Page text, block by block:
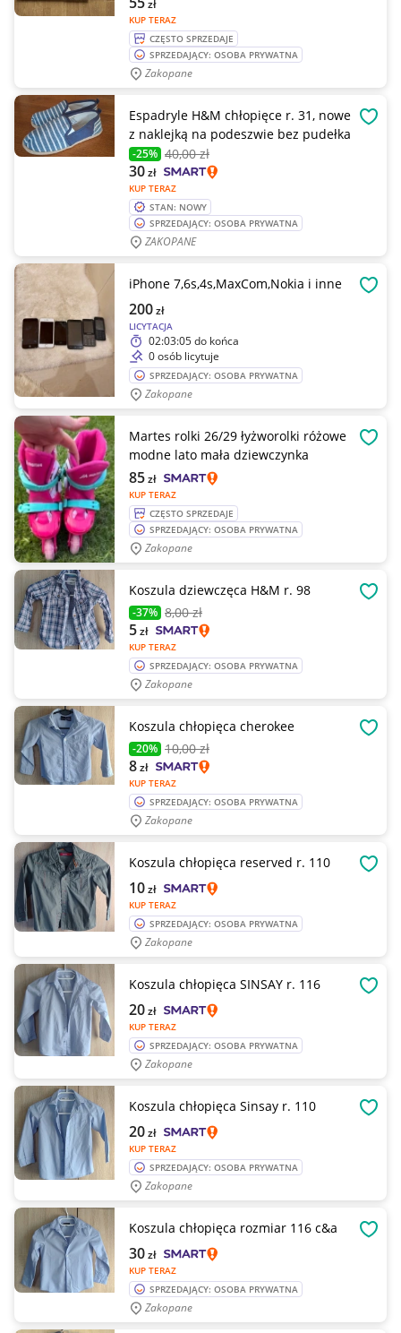
KUP TERAZ
zł
CZĘSTO SPRZEDAJE
SPRZEDAJĄCY: OSOBA PRYWATNA
Zakopane
Espadryle H&M chłopięce r. 31, nowe
z naklejką na podeszwie bez pudełka
-25% 40,00 zł
KUP TERAZ
30zł
STAN: NOWY
SPRZEDAJĄCY: OSOBA PRYWATNA
ZAKOPANE
iPhone 7,6s,4s,MaxCom,Nokia i inne
LICYTACJA
200zł
02:03:05do końca
0 osób licytuje
SPRZEDAJĄCY: OSOBA PRYWATNA
Zakopane
Martes rolki 26/29 łyżworolki różowe
modne lato mała dziewczynka
KUP TERAZ
85zł
CZĘSTO SPRZEDAJE
SPRZEDAJĄCY: OSOBA PRYWATNA
Zakopane
Koszula dziewczęca H&M r. 98
-37% 8,00 zł
KUP TERAZ
5zł
SPRZEDAJĄCY: OSOBA PRYWATNA
Zakopane
Koszula chłopięca cherokee
-20% 10,00 zł
KUP TERAZ
8zł
SPRZEDAJĄCY: OSOBA PRYWATNA
Zakopane
Koszula chłopięca reserved r. 110
KUP TERAZ
10zł
SPRZEDAJĄCY: OSOBA PRYWATNA
Zakopane
Koszula chłopięca SINSAY r. 116
KUP TERAZ
20zł
SPRZEDAJĄCY: OSOBA PRYWATNA
Zakopane
Koszula chłopięca Sinsay r. 110
KUP TERAZ
20zł
SPRZEDAJĄCY: OSOBA PRYWATNA
Zakopane
Koszula chłopięca rozmiar 116 c&a
KUP TERAZ
30zł
SPRZEDAJĄCY: OSOBA PRYWATNA
Zakopane